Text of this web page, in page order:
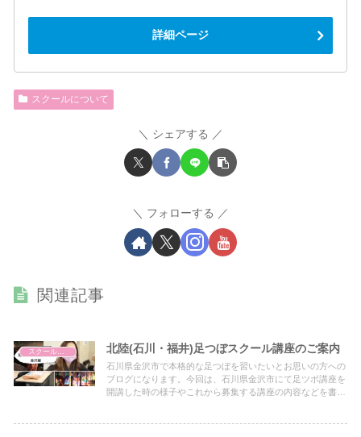
詳細ページ
スクールについて
シェアする
フォローする
関連記事
北陸(石川・福井)足つぼスクール講座のご案内
石川県金沢市で本格的な足つぼを習いたいとお思いの方への
ブログになります。今回は、石川県金沢市にて足ツボ講座を
開講した時の様子やこれから募集する講座の内容などを書い